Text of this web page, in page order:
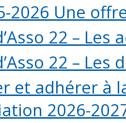
2026 Une
22 –
22 – Les
et adhérer à
2026-